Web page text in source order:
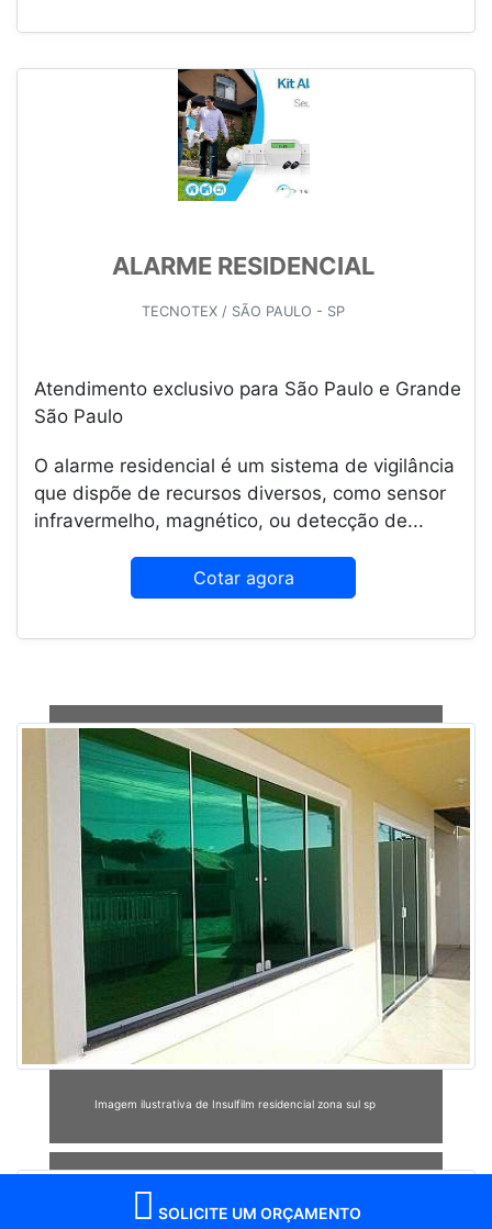
ALARME RESIDENCIAL
TECNOTEX / SÃO PAULO - SP
Atendimento exclusivo para São Paulo e Grande
São Paulo
O alarme residencial é um sistema de vigilância
que dispõe de recursos diversos, como sensor
infravermelho, magnético, ou detecção de...
Cotar agora
Imagem ilustrativa de Insulfilm residencial zona sul sp
SOLICITE UM ORÇAMENTO